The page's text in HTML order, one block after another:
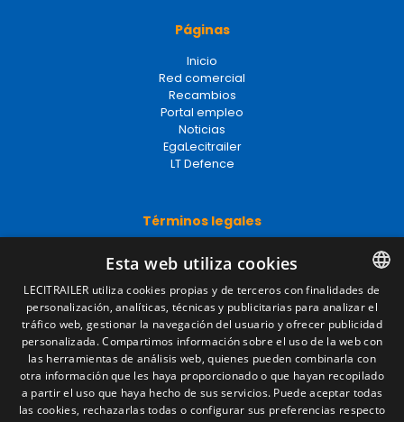
Páginas
Inicio
Red comercial
Recambios
Portal empleo
Noticias
EgaLecitrailer
LT Defence
Términos legales
Política de privacidad
Política de cookies
Condiciones generales de venta
Gestionar cookies
Contacto
Camino de los Huertos, S/N. Apdo 100
SPANISH
ENGLISH
FRENCH
ITALIAN
Esta web utiliza cookies
LECITRAILER utiliza cookies propias y de terceros con finalidades de
personalización, analíticas, técnicas y publicitarias para analizar el
tráfico web, gestionar la navegación del usuario y ofrecer publicidad
personalizada. Compartimos información sobre el uso de la web con
las herramientas de análisis web, quienes pueden combinarla con
otra información que les haya proporcionado o que hayan recopilado
a partir el uso que haya hecho de sus servicios. Puede aceptar todas
las cookies, rechazarlas todas o configurar sus preferencias respecto